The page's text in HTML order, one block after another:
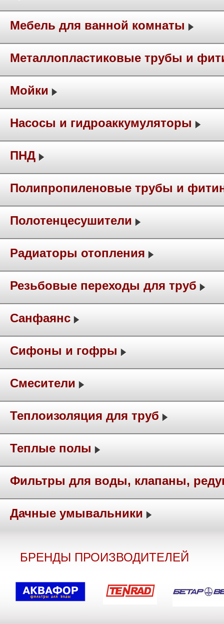
Мебель для ванной комнаты
Металлопластиковые трубы и
Мойки
Насосы и гидроаккумуляторы
ПНД
Полипропиленовые трубы и
Полотенцесушители
Радиаторы отопления
Резьбовые переходы для труб
Санфаянс
Сифоны и гофры
Смесители
Теплоизоляция для труб
Теплые полы
Фильтры для воды, клапаны,
Дачные умывальники
БРЕНДЫ ПРОИЗВОДИТЕЛЕЙ